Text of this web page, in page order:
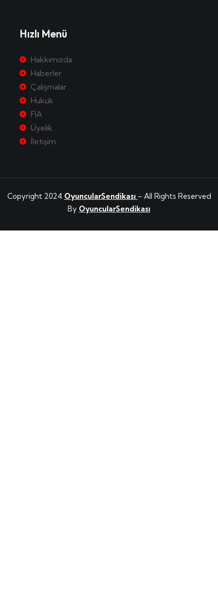
Hızlı Menü
Hakkımızda
Haberler
Çalışmalar
Hukuk
FIA
Üyelik
İletişim
Copyright 2024 OyuncularSendikası – All Rights Reserved
By OyuncularSendikası